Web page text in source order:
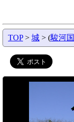
TOP> 城 > (駿河国